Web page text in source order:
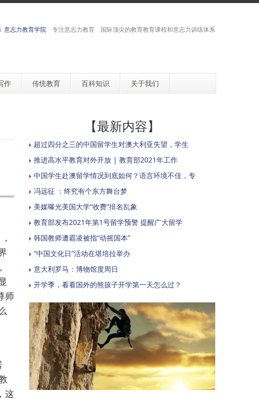
意志力教育学院 专注意志力教育 国际顶尖的教育教育课程和意志力训练体系
作 传统教育 百科知识 关于我们
师
这
【最新内容】
超过四分之三的中国留学生对澳大利亚失望，学生
推进高水平教育对外开放 | 教育部2021年工作
中国学生赴澳留学情况到底如何？语言环境不佳，专
冯远征 ：终究有个东方舞台梦
美媒曝光美国大学“收费”排名乱象
教育部发布2021年第1号留学预警 提醒广大留学
韩国教师遭霸凌被指“动摇国本”
“中国文化日”活动在堪培拉举办
意大利罗马：博物馆度周日
开学季，看看国外的熊孩子开学第一天怎么过？